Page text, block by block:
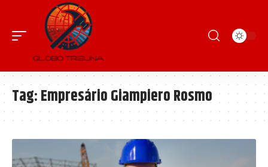
Tag:Empresário Giampiero Rosmo